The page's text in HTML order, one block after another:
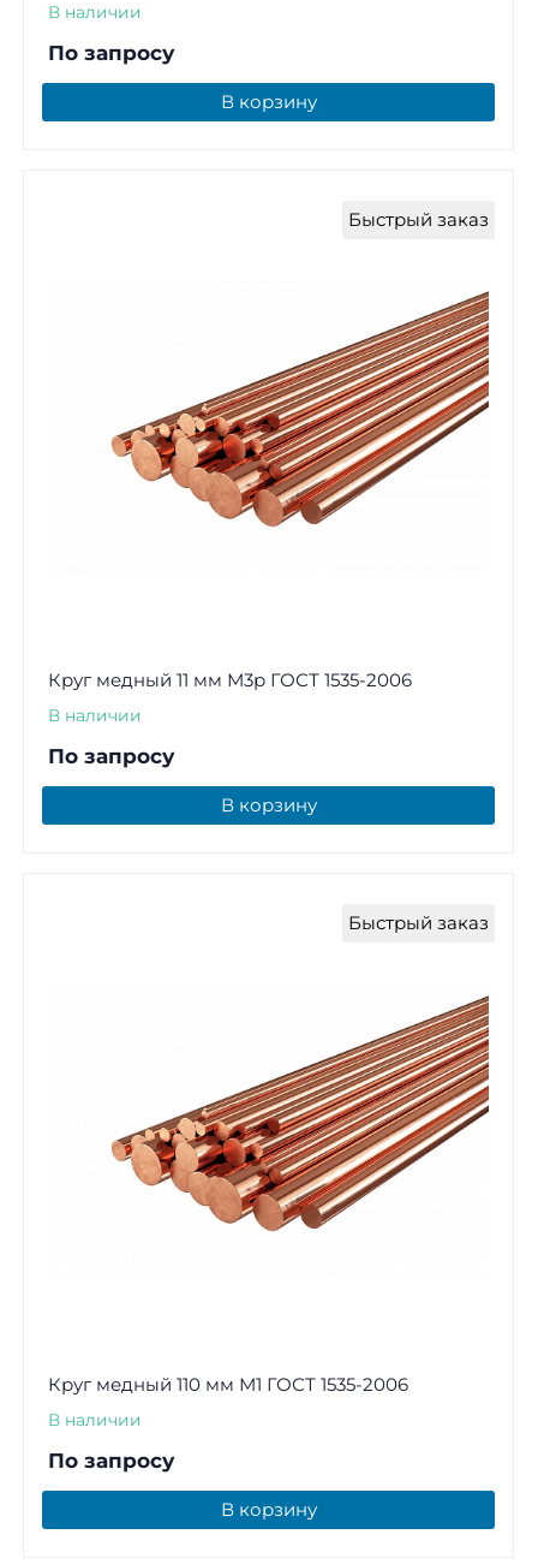
В наличии
По запросу
В корзину
Быстрый заказ
Круг медный 11 мм М3р ГОСТ 1535-2006
В наличии
По запросу
В корзину
Быстрый заказ
Круг медный 110 мм М1 ГОСТ 1535-2006
В наличии
По запросу
В корзину